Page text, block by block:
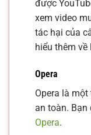
được
xem video
tác hại của
hiểu thêm về
Opera
Opera là
an toàn. Bạn
Opera.